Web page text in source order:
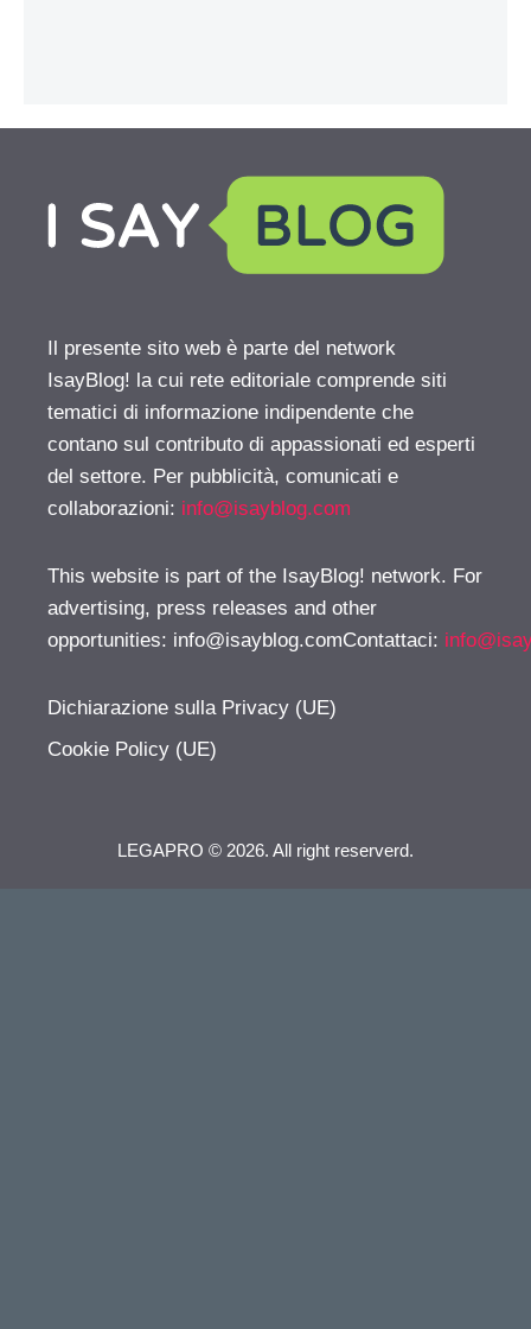
Il presente sito web è parte del network
IsayBlog! la cui rete editoriale comprende siti
tematici di informazione indipendente che
contano sul contributo di appassionati ed esperti
del settore. Per pubblicità, comunicati e
collaborazioni: info@isayblog.com
This website is part of the IsayBlog! network. For
advertising, press releases and other
opportunities: info@isayblog.comContattaci:
Dichiarazione sulla Privacy (UE)
Cookie Policy (UE)
LEGAPRO © 2026. All right reserverd.